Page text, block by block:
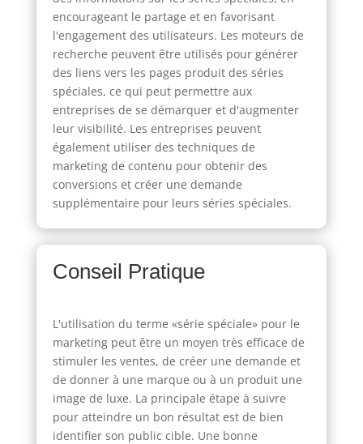
encourageant le partage et en favorisant
l'engagement des utilisateurs. Les moteurs de
recherche peuvent être utilisés pour générer
des liens vers les pages produit des séries
spéciales, ce qui peut permettre aux
entreprises de se démarquer et d'augmenter
leur visibilité. Les entreprises peuvent
également utiliser des techniques de
marketing de contenu pour obtenir des
conversions et créer une demande
supplémentaire pour leurs séries spéciales.
Conseil Pratique
L'utilisation du terme «série spéciale» pour le
marketing peut être un moyen très efficace de
stimuler les ventes, de créer une demande et
de donner à une marque ou à un produit une
image de luxe. La principale étape à suivre
pour atteindre un bon résultat est de bien
identifier son public cible. Une bonne